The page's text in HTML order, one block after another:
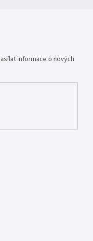
informace o nových